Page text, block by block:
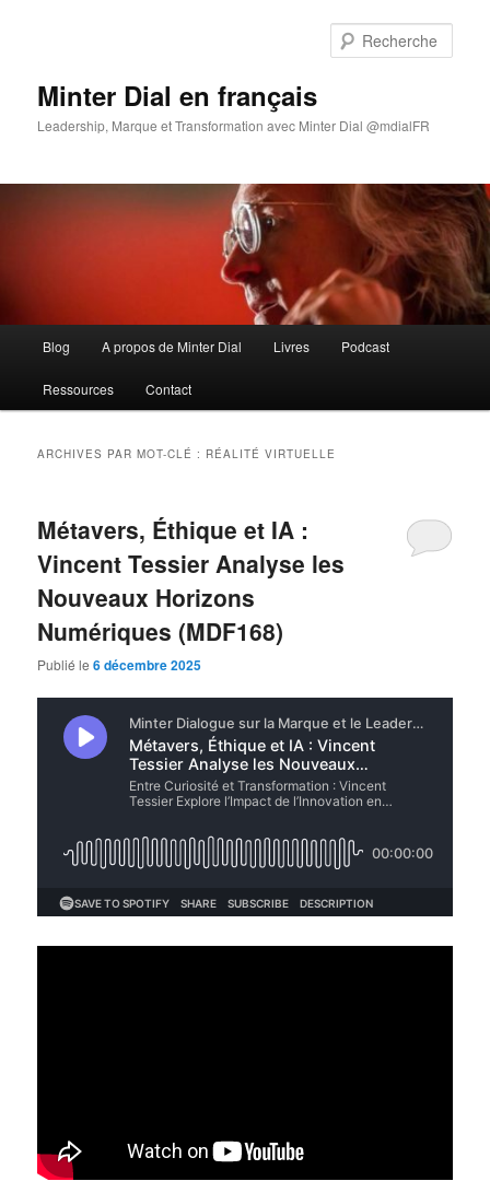
Minter Dial en français
Leadership, Marque et Transformation avec Minter Dial @mdialFR
principal
Blog A propos de Minter Dial Livres Podcast
Ressources Contact
ARCHIVES PAR MOT-CLÉ : RÉALITÉ VIRTUELLE
Métavers, Éthique et IA :
Vincent Tessier Analyse les
Nouveaux Horizons
Numériques (MDF168)
Publié le6 décembre 2025